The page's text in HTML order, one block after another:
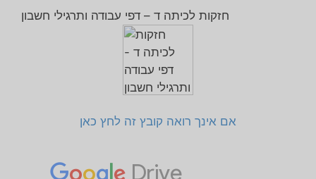
חזקות לכיתה ד – דפי עבודה ותרגילי חשבון
אם אינך רואה קובץ זה לחץ כאן